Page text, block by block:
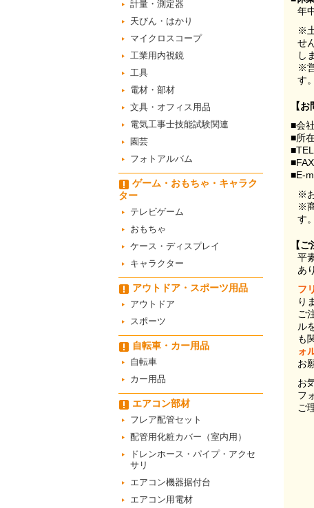
計量・測定器
天びん・はかり
マイクロスコープ
工業用内視鏡
工具
電材・部材
文具・オフィス用品
電気工事士技能試験関連
園芸
フォトアルバム
ゲーム・おもちゃ・キャラク
ター
テレビゲーム
おもちゃ
ケース・ディスプレイ
キャラクター
アウトドア・スポーツ用品
アウトドア
スポーツ
自転車・カー用品
自転車
カー用品
エアコン部材
フレア配管セット
配管用化粧カバー（室内用）
ドレンホース・パイプ・アクセ
サリ
エアコン機器据付台
エアコン用電材
年
※
せ
し
※
す。
【
■会
■所
■TEL
■FAX
■E-
※
※
す。
【
平
あ
フ
り
ご
ル
も
ォ
お
お
フ
ご